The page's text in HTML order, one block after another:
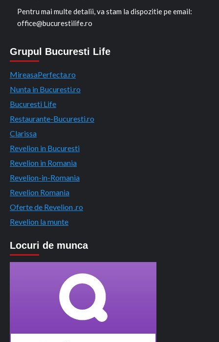
Pentru mai multe detalii, va stam la dispozitie pe email:
office@bucurestilife.ro
Grupul Bucuresti Life
MireasaPerfecta.ro
Nunta in Bucuresti.ro
Bucuresti Life
Restaurante-Bucuresti.ro
Clarissa
Revelion in Bucuresti
Revelion in Romania
Revelion-in-Romania
Revelion Romania
Oferte de Revelion .ro
Revelion la munte
Locuri de munca